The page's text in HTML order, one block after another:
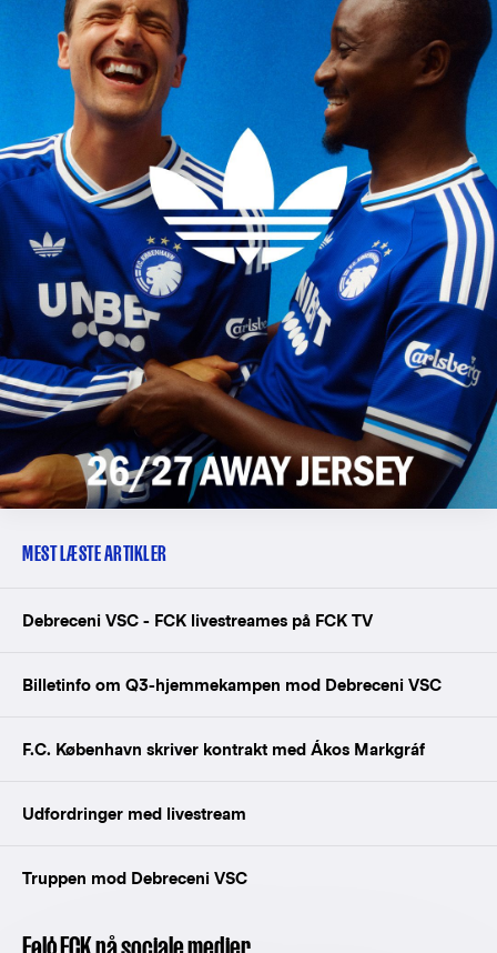
MEST LÆSTE ARTIKLER
Debreceni VSC - FCK livestreames på FCK TV
Billetinfo om Q3-hjemmekampen mod Debreceni VSC
F.C. København skriver kontrakt med Ákos Markgráf
Udfordringer med livestream
Truppen mod Debreceni VSC